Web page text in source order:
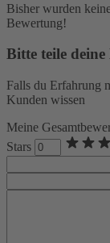
Bisher wurden
Bewertung!
Bitte teile
Falls du Erfahrung
Kunden wissen
Meine
Stars